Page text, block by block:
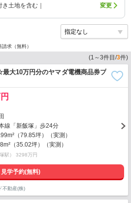
土地を含む｜ 変更
求（無料）
(1 ～3件目/3件)
最大10万円分のヤマダ電機商品券プ
線「新飯塚」歩24分
（79.85坪）（実測）
（35.02坪）（実測）
駅） 3298万円
見学予約(無料)
不動産(株)